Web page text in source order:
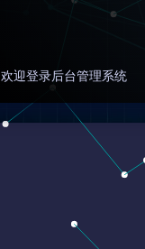
欢迎登录后台管理系统